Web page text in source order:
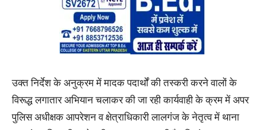
उक्त निर्देश के अनुक्रम में मादक पदार्थों की तस्करी करने वालों के
विरूद्ध लगातार अभियान चलाकर की जा रही कार्यवाही के क्रम में अपर
पुलिस अधीक्षक आपरेशन व क्षेत्राधिकारी लालगंज के नेतृत्व में थाना